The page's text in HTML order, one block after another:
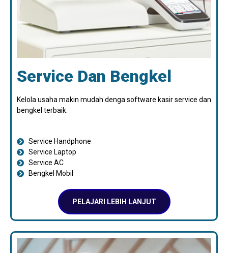
Service Dan Bengkel
Kelola usaha makin mudah denga software kasir service dan
bengkel terbaik.
Service Handphone
Service Laptop
Service AC
Bengkel Mobil
PELAJARI LEBIH LANJUT